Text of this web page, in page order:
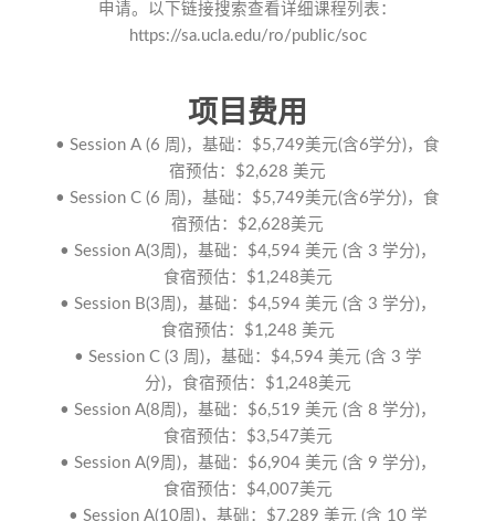
申请。以下链接搜索查看详细课程列表：
https://sa.ucla.edu/ro/public/soc
项目费用
• Session A (6 周)，基础：$5,749美元(含6学分)，食
宿预估：$2,628 美元
• Session C (6 周)，基础：$5,749美元(含6学分)，食
宿预估：$2,628美元
• Session A(3周)，基础：$4,594 美元 (含 3 学分)，
食宿预估：$1,248美元
• Session B(3周)，基础：$4,594 美元 (含 3 学分)，
食宿预估：$1,248 美元
• Session C (3 周)，基础：$4,594 美元 (含 3 学
分)，食宿预估：$1,248美元
• Session A(8周)，基础：$6,519 美元 (含 8 学分)，
食宿预估：$3,547美元
• Session A(9周)，基础：$6,904 美元 (含 9 学分)，
食宿预估：$4,007美元
• Session A(10周)，基础：$7,289 美元 (含 10 学